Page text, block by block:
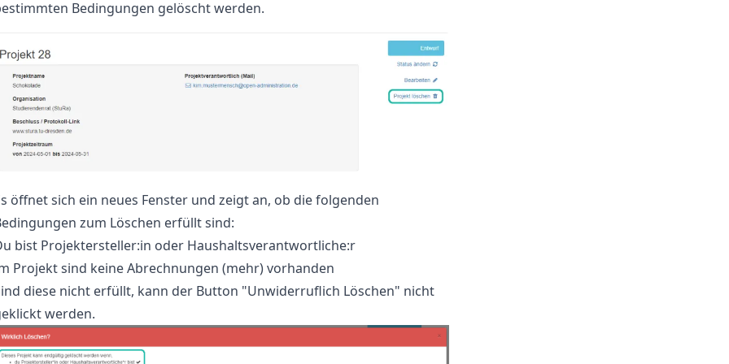
Bedingungen gelöscht werden.
öffnet sich ein neues Fenster und zeigt an, ob die folgenden
zum Löschen erfüllt sind:
bist Projektersteller:in oder Haushaltsverantwortliche:r
Projekt sind keine Abrechnungen (mehr) vorhanden
diese nicht erfüllt, kann der Button "Unwiderruflich Löschen" nicht
werden.